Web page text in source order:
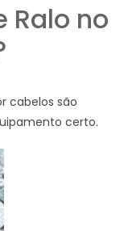
Ralo no
cabelos são
certo.